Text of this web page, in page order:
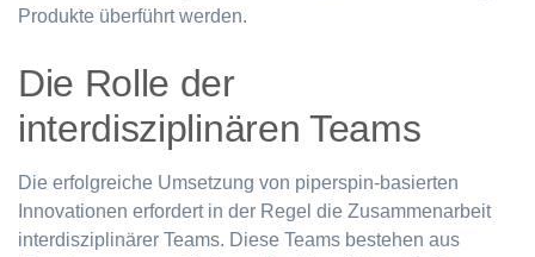
Produkte überführt werden.
Die Rolle der
interdisziplinären Teams
Die erfolgreiche Umsetzung von piperspin-basierten
Innovationen erfordert in der Regel die Zusammenarbeit
interdisziplinärer Teams. Diese Teams bestehen aus